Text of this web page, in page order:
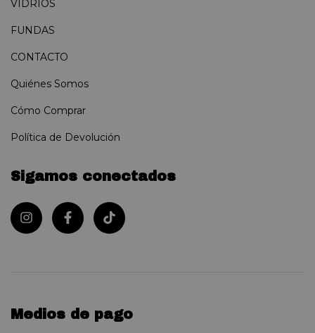
VIDRIOS
FUNDAS
CONTACTO
Quiénes Somos
Cómo Comprar
Política de Devolución
Sigamos conectados
Medios de pago